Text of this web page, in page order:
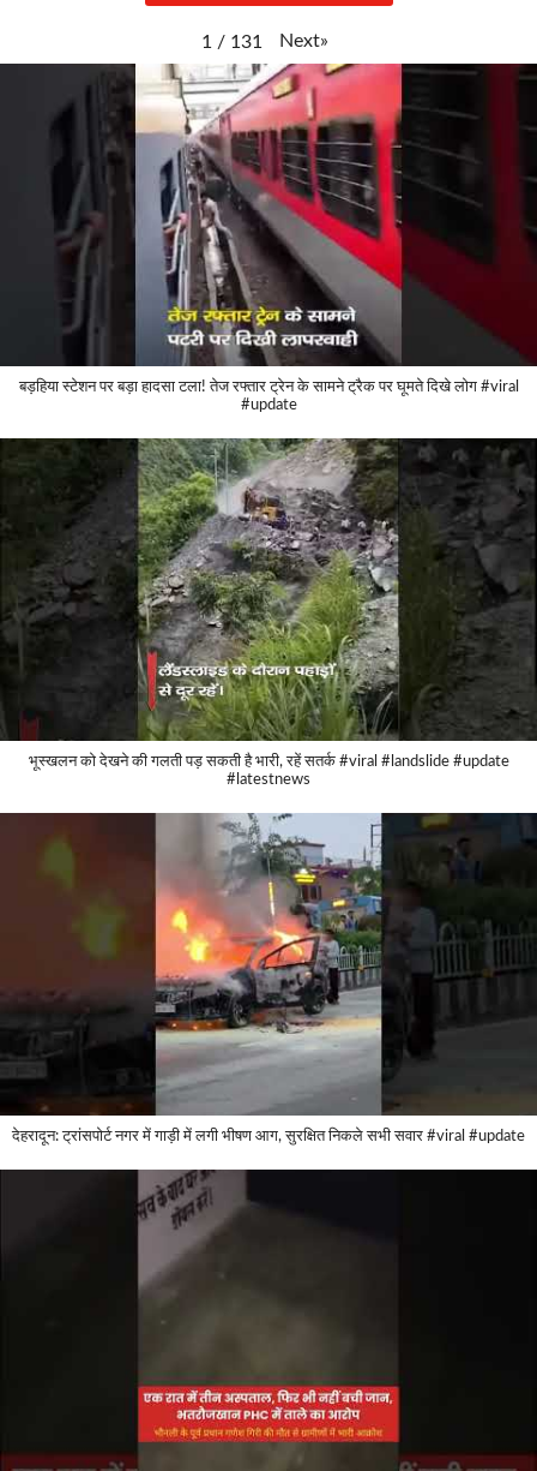
1 / 131 Next»
बड़हिया स्टेशन पर बड़ा हादसा टला! तेज रफ्तार ट्रेन के सामने ट्रैक पर घूमते दिखे लोग #viral
#update
भूस्खलन को देखने की गलती पड़ सकती है भारी, रहें सतर्क #viral #landslide #update
#latestnews
देहरादून: ट्रांसपोर्ट नगर में गाड़ी में लगी भीषण आग, सुरक्षित निकले सभी सवार #viral #update